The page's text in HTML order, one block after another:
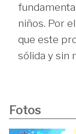
niños. Por
que este
sólida y sin
Fotos